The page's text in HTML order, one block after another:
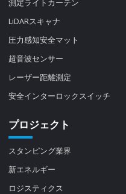
測定ライトカーテン
LiDARスキャナ
圧力感知安全マット
超音波センサー
レーザー距離測定
安全インターロックスイッチ
プロジェクト
スタンピング業界
新エネルギー
ロジスティクス